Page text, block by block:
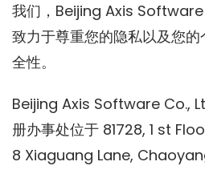
我们，Beijing Axis Software
致力于尊重您的隐私以及您
全性。
Beijing Axis Software Co.,
册办事处位于 81728, 1 st
8 Xiaguang Lane,